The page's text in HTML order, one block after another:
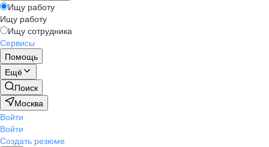
Ищу работу
Ищу работу
Ищу сотрудника
Сервисы
Помощь
Ещё
Поиск
Москва
Войти
Войти
Создать резюме